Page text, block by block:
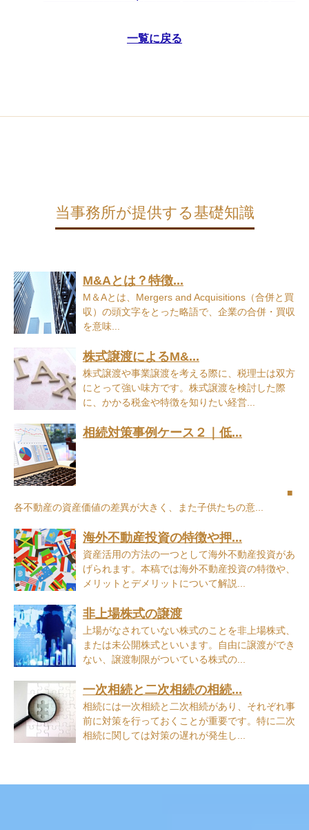
一覧に戻る
当事務所が提供する基礎知識
M&Aとは？特徴...
M＆Aとは、Mergers and Acquisitions（合併と買
収）の頭文字をとった略語で、企業の合併・買収
を意味...
株式譲渡によるM&...
株式譲渡や事業譲渡を考える際に、税理士は双方
にとって強い味方です。株式譲渡を検討した際
に、かかる税金や特徴を知りたい経営...
相続対策事例ケース２｜低...
■
各不動産の資産価値の差異が大きく、また子供たちの意...
海外不動産投資の特徴や押...
資産活用の方法の一つとして海外不動産投資があ
げられます。本稿では海外不動産投資の特徴や、
メリットとデメリットについて解説...
非上場株式の譲渡
上場がなされていない株式のことを非上場株式、
または未公開株式といいます。自由に譲渡ができ
ない、譲渡制限がついている株式の...
一次相続と二次相続の相続...
相続には一次相続と二次相続があり、それぞれ事
前に対策を行っておくことが重要です。特に二次
相続に関しては対策の遅れが発生し...